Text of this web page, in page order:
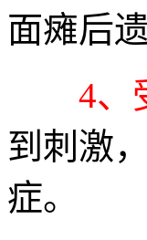
面瘫后
4、
到刺激
症。